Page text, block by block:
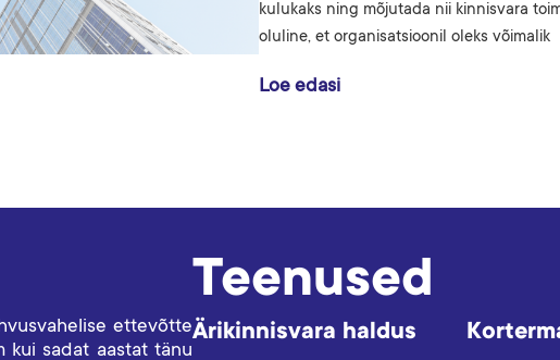
kulukaks ning mõjutada nii kinnisvara
oluline, et organisatsioonil oleks võimalik
Loe edasi
ettevõtte
kui sadat aastat tänu
Teenused
Ärikinnisvara haldus